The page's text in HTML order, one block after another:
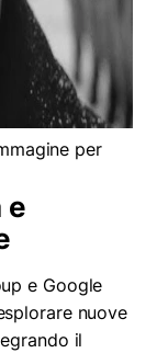
per
e
e Google
nuove
il